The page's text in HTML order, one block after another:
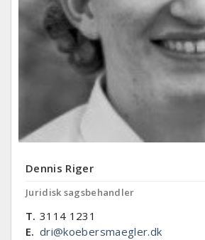
Dennis Riger
Juridisk sagsbehandler
T. 3114 1231
E. dri@koebersmaegler.dk